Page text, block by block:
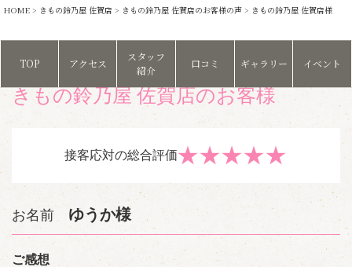
HOME > きもの鈴乃屋 佐賀店 > きもの鈴乃屋 佐賀店のお客様の声 > きもの鈴乃屋 佐賀店様
TOP アクセス
スタッフ
紹介
口コミ ギャラリー イベント
きもの鈴乃屋 佐賀店のお客様
接客応対の総合評価 ★
★
★
★
★
お名前 ゆうか様
ご感想